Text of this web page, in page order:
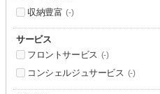
収納豊富 (-)
サービス
フロントサービス (-)
コンシェルジュサービス (-)